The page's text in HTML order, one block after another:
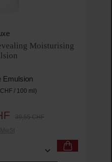
Moisturising
Emulsion
/ 100 ml)
Verkaufspreis:
Regulärer Preis:
39,55 CHF
den gewünschten Wert